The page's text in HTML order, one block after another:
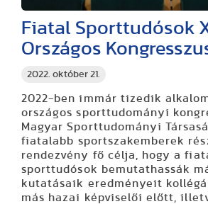
2022. október 21.
Fiatal Sporttudósok
Országos
2022-ben immár tizedik
országos sporttudományi
Magyar Sporttudományi
fiatalabb sportszakemberek
rendezvény fő célja, hogy a
sporttudósok bemutathassák
kutatásaik eredményeit
más hazai képviselői előtt,